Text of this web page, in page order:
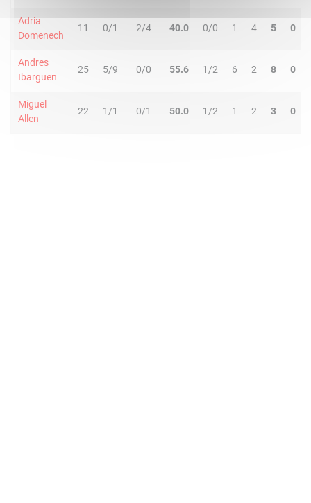
Adria
Domenech
11 0/1 2/4 40.0 0/0 1 4 5 0
Andres
Ibarguen
25 5/9 0/0 55.6 1/2 6 2 8 0
Miguel
Allen
22 1/1 0/1 50.0 1/2 1 2 3 0